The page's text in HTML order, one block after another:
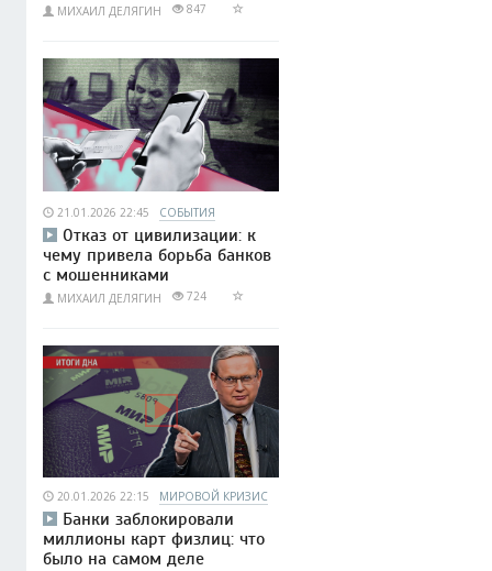
МИХАИЛ ДЕЛЯГИН 847
21.01.2026 22:45 СОБЫТИЯ
Отказ от цивилизации: к
чему привела борьба банков
с мошенниками
МИХАИЛ ДЕЛЯГИН 724
20.01.2026 22:15 МИРОВОЙ КРИЗИС
Банки заблокировали
миллионы карт физлиц: что
было на самом деле